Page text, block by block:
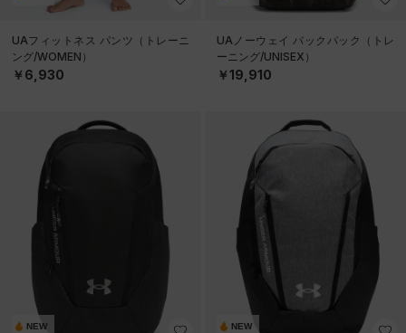
UAフィットネス パンツ（トレーニ
ング/WOMEN）
￥6,930
UAノーウェイ バックパック（トレ
ーニング/UNISEX）
￥19,910
NEW NEW